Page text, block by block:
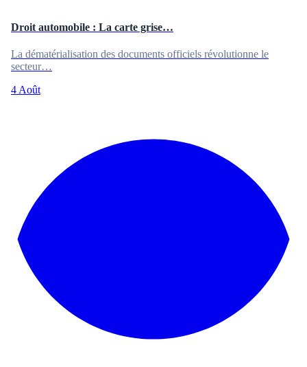
Droit automobile : La carte grise…
La dématérialisation des documents officiels révolutionne le
secteur…
4 Août